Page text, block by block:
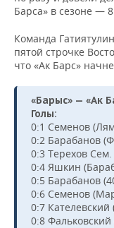
Барса» в сезоне —
Команда
пятой строчке
что «Ак Барс»
«Барыс» — «Ак
Голы:
0:1 Семенов
0:2 Барабанов
0:3 Терехов
0:4 Яшкин
0:5 Барабанов
0:6 Семенов
0:7
0:8